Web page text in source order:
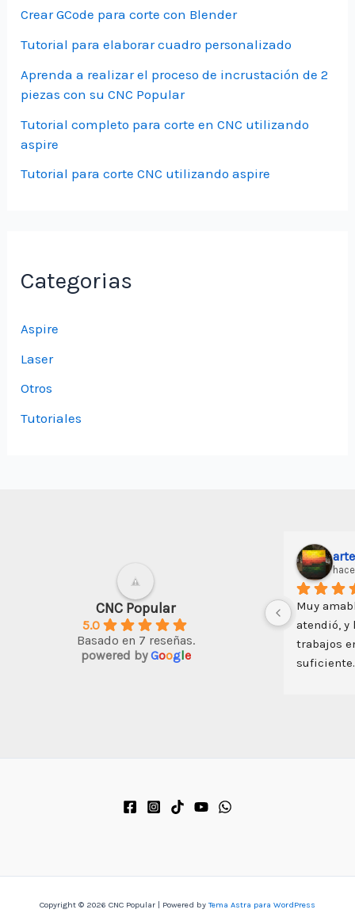
Crear GCode para corte con Blender
Tutorial para elaborar cuadro personalizado
Aprenda a realizar el proceso de incrustación de 2
piezas con su CNC Popular
Tutorial completo para corte en CNC utilizando
aspire
Tutorial para corte CNC utilizando aspire
Categorias
Aspire
Laser
Otros
Tutoriales
CNC Popular
5.0
Basado en 7 reseñas.
powered byGoogle
Un buen inicio en el CNC; algo de
ingenio y todo es posible con esta
máquina
Gracias
Copyright © 2026 CNC Popular | Powered by Tema Astra para WordPress